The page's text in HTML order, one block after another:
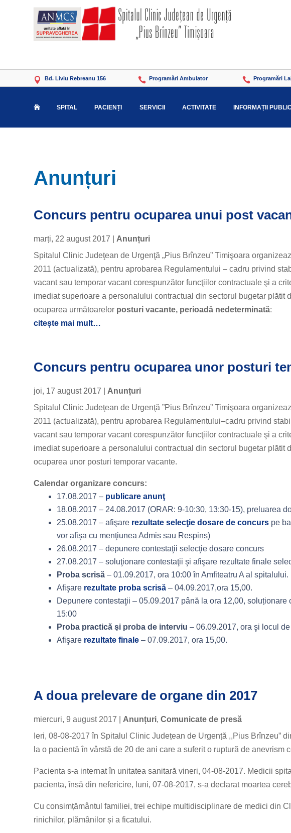
 Bd. Liviu Rebreanu 156  Programări Ambulator  Programări
 SPITAL PACIENȚI SERVICII ACTIVITATE INFORMAȚII
Anunțuri
Concurs pentru ocuparea unui post
marți, 22 august 2017
Anunțuri
Spitalul Clinic Judeţean de Urgenţă „Pius Brînzeu” Timişoara
2011 (actualizată), pentru aprobarea Regulamentului – cadru privind
vacant sau temporar vacant corespunzător funcţiilor contractuale şi a
imediat superioare a personalului contractual din sectorul bugetar plătit
ocuparea următoarelor posturi vacante, perioadă nedeterminată:
citește mai mult…
Concurs pentru ocuparea unor posturi
joi, 17 august 2017
Anunțuri
Spitalul Clinic Judeţean de Urgenţă ”Pius Brînzeu” Timişoara
2011 (actualizată), pentru aprobarea Regulamentului–cadru privind
vacant sau temporar vacant corespunzător funcţiilor contractuale şi a
imediat superioare a personalului contractual din sectorul bugetar plătit
ocuparea unor posturi temporar vacante.
Calendar organizare concurs:
17.08.2017 – publicare anunţ
18.08.2017 – 24.08.2017 (ORAR: 9-10:30, 13:30-15), preluarea
25.08.2017 – afişare rezultate selecţie dosare de concurs pe
vor afişa cu menţiunea Admis sau Respins)
26.08.2017 – depunere contestaţii selecţie dosare concurs
27.08.2017 – soluţionare contestaţii şi afişare rezultate finale
Proba scrisă– 01.09.2017, ora 10:00 în Amfiteatru A al spitalului.
Afişare rezultate proba scrisă – 04.09.2017,ora 15,00.
Depunere contestaţii – 05.09.2017 până la ora 12,00,
15:00
Proba practică şi proba de interviu– 06.09.2017, ora şi locul
Afişare rezultate finale – 07.09.2017, ora 15,00.
A doua prelevare de organe din 2017
miercuri, 9 august 2017 Anunțuri,Comunicate de presă
Ieri, 08-08-2017 în Spitalul Clinic Județean de Urgență ,,Pius Brînzeu”
la o pacientă în vârstă de 20 de ani care a suferit o ruptură de anevrism
Pacienta s-a internat în unitatea sanitară vineri, 04-08-2017. Medicii
pacienta, însă din nefericire, luni, 07-08-2017, s-a declarat moartea
Cu consimțământul familiei, trei echipe multidisciplinare de medici din
rinichilor, plămânilor și a ficatului.